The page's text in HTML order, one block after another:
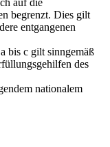
auf die
begrenzt. Dies gilt
entgangenen
bis c gilt sinngemäß
des
nationalem